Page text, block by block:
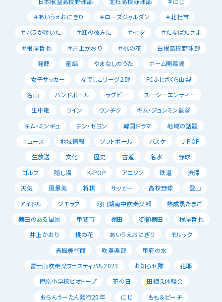
＃あいうえおにぎり
＃ローズジャルダン
＃北杜市
＃バラが咲いた
＃虹の彼方に ＃七夕
＃たなばたさま
＃根岸哲也
＃井上かおり ＃桃の花
白根高校野球部
発酵
童謡 やまなしのうた
ホーム開幕戦
女子サッカー
なでしこリーグ２部
FCふじざくら山梨
名山
ハンドボール ラグビー
スーシーエンティー
生中継
ワイン ウンチク
キム・ジョンミン監督
キム・ミンギュ
チン・セヨン 韓国ドラマ
地域の話題
ニュース
地域情報 ソフトボール バスケ
J-POP
生放送
文化 歴史 古道 名水
野球
ゴルフ
隠し湯 K-POP アニソン 鉄道
渋滞
天気
風景美 将棋 サッカー 高校野球
登山
アイドル
ジモラブ 河口湖南中吹奏楽部
熟成黒たまご
棚田のある風景
甲斐市 棚田 御領棚田
根岸哲也
井上かおり
桃の花 あいうえおにぎり
モルック
青楓美術館
吹奏楽部
甲府の水
富士山吹奏楽フェスティバル2023
お知らせ隊
花耶
押原小学校ビオトープ
花の日
田植え体験会
おらんうーたん発行20年
にじ
もも＆ピーチ